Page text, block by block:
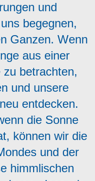
und
begegnen,
Ganzen. Wenn
aus einer
betrachten,
und unsere
entdecken.
die Sonne
können wir die
und der
himmlischen